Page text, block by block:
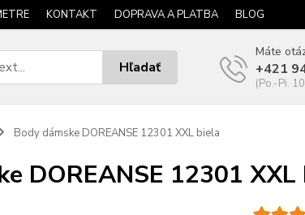
KONTAKT DOPRAVA A PLATBA BLOG
Hľadať
Máte
+421
(Po.-Pi.
Body dámske DOREANSE 12301 XXL biela
DOREANSE 12301 XXL